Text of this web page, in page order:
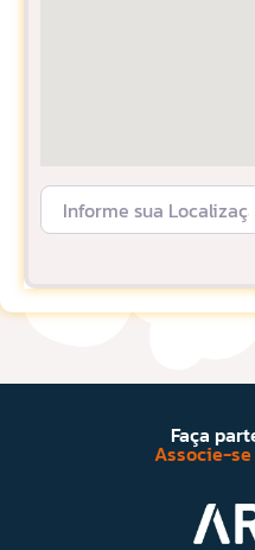
Informe sua Localização
Faça
Associe-